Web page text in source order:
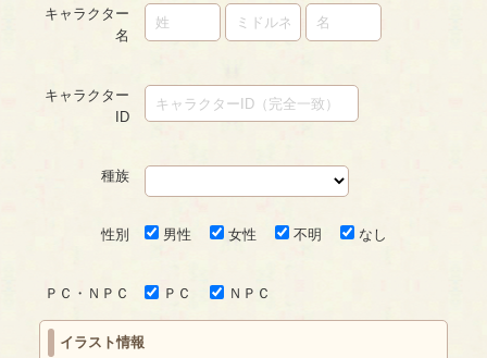
キャラクター
名
キャラクター
ID
種族
性別 男性 女性 不明 なし
ＰＣ・ＮＰＣ ＰＣ ＮＰＣ
イラスト情報